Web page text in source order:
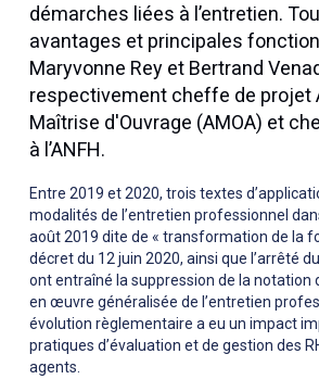
démarches liées à l’entretien.
avantages et principales
Maryvonne Rey et Bertrand
respectivement cheffe de projet
Maîtrise d'Ouvrage (AMOA) et
à l’ANFH.
Entre 2019 et 2020, trois textes
modalités de l’entretien professionnel
août 2019 dite de « transformation de la
décret du 12 juin 2020, ainsi que l’arrêté
ont entraîné la suppression de la notation
en œuvre généralisée de l’entretien
évolution règlementaire a eu un impact
pratiques d’évaluation et de gestion des
agents.